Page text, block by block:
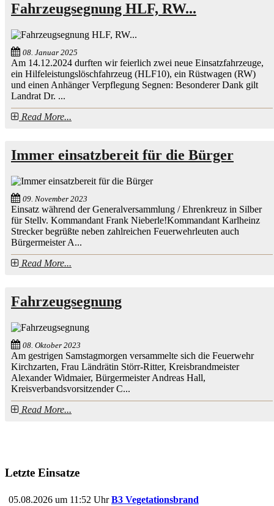
Fahrzeugsegnung HLF, RW...
08. Januar 2025
Am 14.12.2024 durften wir feierlich zwei neue Einsatzfahrzeuge,
ein Hilfeleistungslöschfahrzeug (HLF10), ein Rüstwagen (RW)
und einen Anhänger Verpflegung Segnen: Besonderer Dank gilt
Landrat Dr. ...
Read More...
Immer einsatzbereit für die Bürger
09. November 2023
Einsatz während der Generalversammlung / Ehrenkreuz in Silber
für Stellv. Kommandant Frank Nieberle!Kommandant Karlheinz
Strecker begrüßte neben zahlreichen Feuerwehrleuten auch
Bürgermeister A...
Read More...
Fahrzeugsegnung
08. Oktober 2023
Am gestrigen Samstagmorgen versammelte sich die Feuerwehr
Kirchzarten, Frau Ländrätin Störr-Ritter, Kreisbrandmeister
Alexander Widmaier, Bürgermeister Andreas Hall,
Kreisverbandsvorsitzender C...
Read More...
Letzte Einsatze
05.08.2026 um 11:52 UhrB3 Vegetationsbrand